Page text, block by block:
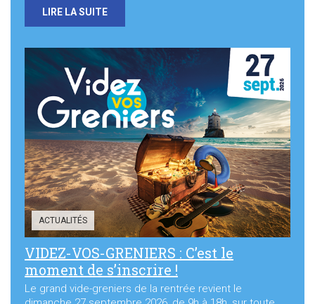
LIRE LA SUITE
ACTUALITÉS
VIDEZ-VOS-GRENIERS : C’est le
moment de s’inscrire !
Le grand vide-greniers de la rentrée revient le